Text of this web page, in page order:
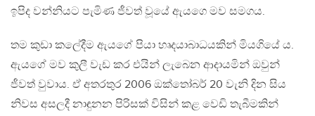
ඉපිද වන්නියට පැමිණ ජීවත් වූයේ ඇයගෙ මව සමගය.
තම කුඩා කලේදීම ඇයගේ පියා හෘදයාබාධයකින් මියගියේ ය.
ඇයගේ මව කුලී වැඩ කර එයින් ලැබෙන ආදායමින් ඔවුන්
ජීවත් වුවාය. ඒ අතරතුර 2006 ඔක්තෝබර් 20 වැනි දින සිය
නිවස අසලදී නාඳුනන පිරිසක් විසින් කළ වෙඩි තැබීමකින්